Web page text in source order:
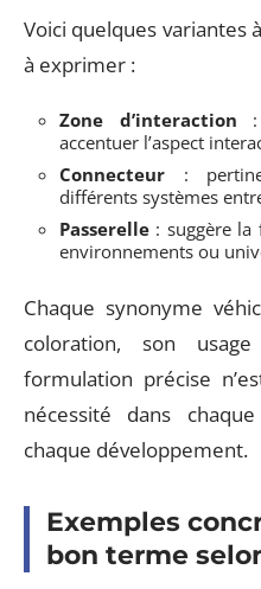
Voici quelques variantes
à exprimer :
Zone d’interaction :
accentuer l’aspect
Connecteur :
différents systèmes
Passerelle : suggère
environnements ou
Chaque synonyme
coloration, son
formulation précise
nécessité dans
chaque développement.
Exemples
bon terme